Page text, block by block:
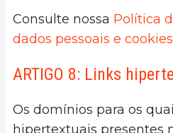
Consulte nossa Política
dados pessoais e
ARTIGO 8: Links
Os domínios para os
hipertextuais presentes